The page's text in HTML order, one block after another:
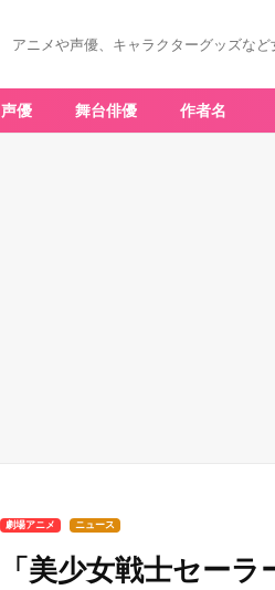
アニメや声優、キャラクターグッズな
声優 舞台俳優 作者名
劇場アニメ ニュース
「美少女戦士セー